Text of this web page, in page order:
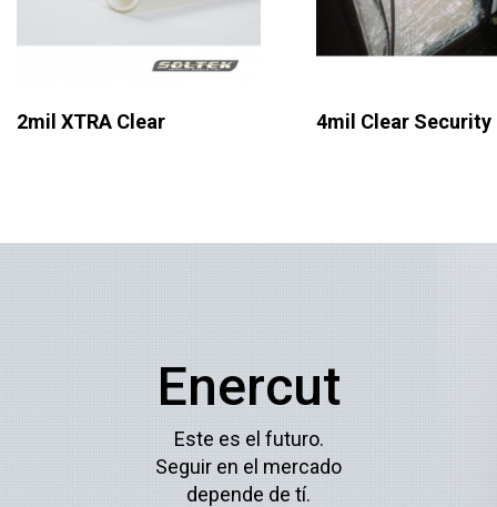
2mil XTRA Clear 4mil Clear Security
Enercut
Este es el futuro.
Seguir en el mercado
depende de tí.